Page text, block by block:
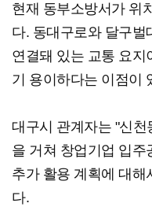
현재 동부소방서가 위
다. 동대구로와 달구벌
연결돼 있는 교통 요지
기 용이하다는 이점이
대구시 관계자는 "신
을 거쳐 창업기업 입주
추가 활용 계획에 대해
다.